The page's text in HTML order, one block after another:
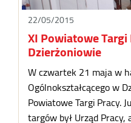
22/05/2015
XI Powiatowe
Dzierżoniowie
W czwartek 21 maja w
Ogólnokształcącego w
Powiatowe Targi Pracy.
targów był Urząd